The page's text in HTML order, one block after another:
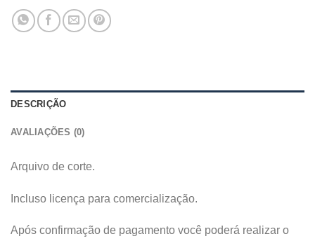
DESCRIÇÃO
AVALIAÇÕES (0)
Arquivo de corte.
Incluso licença para comercialização.
Após confirmação de pagamento você poderá realizar o